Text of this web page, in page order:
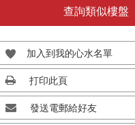
查詢類似樓盤
加入到我的心水名單
打印此頁
發送電郵給好友